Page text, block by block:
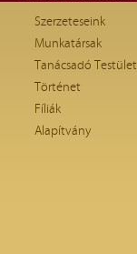
Szerzeteseink
Munkatársak
Tanácsadó Testület
Történet
Fíliák
Alapítvány